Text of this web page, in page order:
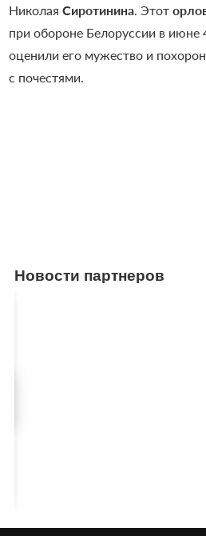
Николая Сиротинина. Этот
при обороне Белоруссии в
оценили его мужество и
с почестями.
Новости партнеров